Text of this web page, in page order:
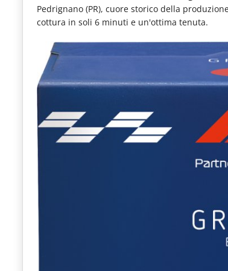
le
novità
del
comparto
Horeca.
Pedrignano (PR), cuore storico della
cottura in soli 6 minuti e un'ottima tenuta.